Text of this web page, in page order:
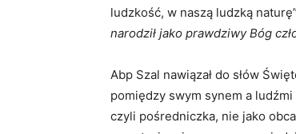
ludzkość, w naszą ludzką
narodził jako prawdziwy Bóg
Abp Szal nawiązał do słów
pomiędzy swym synem a
czyli pośredniczka, nie jako